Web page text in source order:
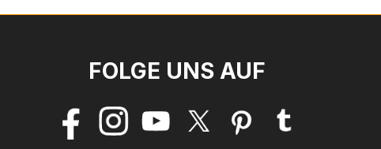
FOLGE UNS AUF